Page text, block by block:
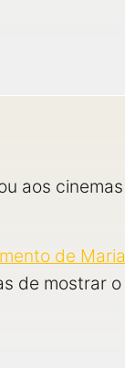
aos cinemas
de Maria
de mostrar o